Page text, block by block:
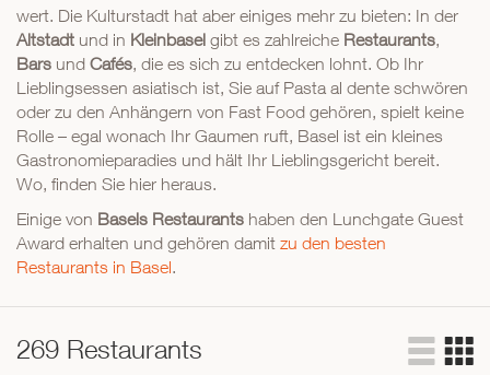
wert. Die Kulturstadt hat aber einiges mehr zu bieten: In der
Altstadt und in Kleinbasel gibt es zahlreiche Restaurants,
Bars und Cafés, die es sich zu entdecken lohnt. Ob Ihr
Lieblingsessen asiatisch ist, Sie auf Pasta al dente schwören
oder zu den Anhängern von Fast Food gehören, spielt keine
Rolle – egal wonach Ihr Gaumen ruft, Basel ist ein kleines
Gastronomieparadies und hält Ihr Lieblingsgericht bereit.
Wo, finden Sie hier heraus.
Einige von Basels Restaurants haben den Lunchgate Guest
Award erhalten und gehören damit zu den besten
Restaurants in Basel.
269 Restaurants